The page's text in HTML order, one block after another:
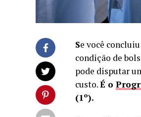
Se você
condição de
pode disputar
custo.É o
(1º).